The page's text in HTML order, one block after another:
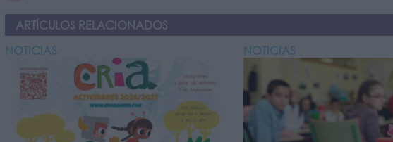
ARTÍCULOS RELACIONADOS
NOTICIAS
NOTICIAS